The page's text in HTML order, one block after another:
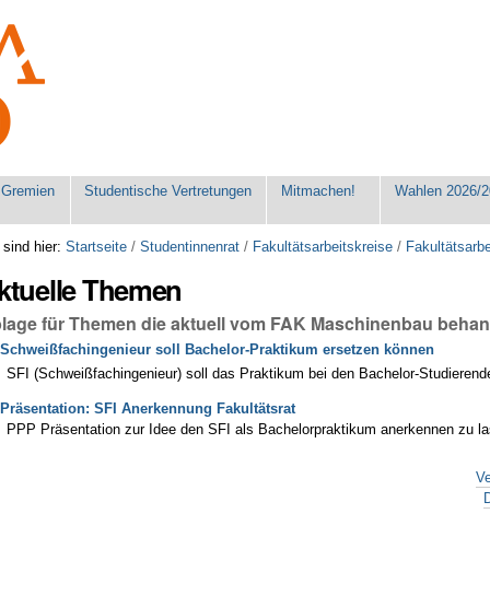
Studentische Vertretungen Mitmachen! Wahlen 2026/
sind hier: Startseite /Studentinnenrat / Fakultätsarbeitskreise /
Themen
für Themen die aktuell vom FAK Maschinenbau
Schweißfachingenieur soll Bachelor-Praktikum ersetzen können
SFI (Schweißfachingenieur) soll das Praktikum bei den Bachelor-
Präsentation: SFI Anerkennung Fakultätsrat
PPP Präsentation zur Idee den SFI als Bachelorpraktikum anerkennen zu